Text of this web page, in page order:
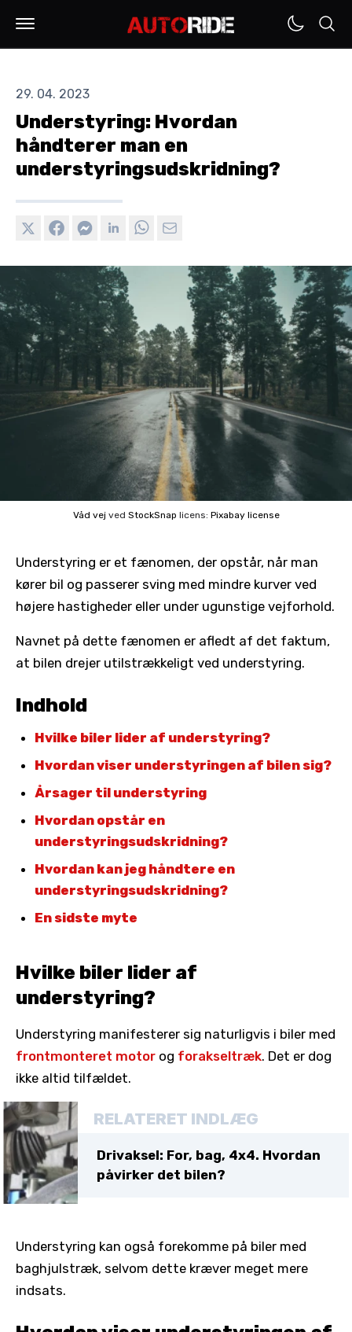
29. 04. 2023
Understyring: Hvordan
håndterer man en
understyringsudskridning?
Våd vej ved StockSnap licens: Pixabay license
Understyring er et fænomen, der opstår, når man
kører bil og passerer sving med mindre kurver ved
højere hastigheder eller under ugunstige vejforhold.
Navnet på dette fænomen er afledt af det faktum,
at bilen drejer utilstrækkeligt ved understyring.
Indhold
Hvilke biler lider af understyring?
Hvordan viser understyringen af bilen sig?
Årsager til understyring
Hvordan opstår en
understyringsudskridning?
Hvordan kan jeg håndtere en
understyringsudskridning?
En sidste myte
Hvilke biler lider af
understyring?
Understyring manifesterer sig naturligvis i biler med
frontmonteret motor og forakseltræk. Det er dog
ikke altid tilfældet.
RELATERET INDLÆG
Drivaksel: For, bag, 4x4. Hvordan
påvirker det bilen?
Understyring kan også forekomme på biler med
baghjulstræk, selvom dette kræver meget mere
indsats.